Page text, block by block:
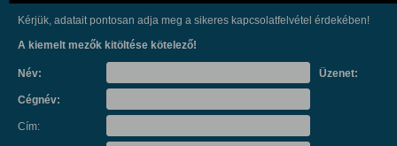
Kérjük, adatait pontosan adja meg a sikeres kapcsolatfelvétel érdekében!
A kiemelt mezők kitöltése kötelező!
Név:
Cégnév:
Cím:
Üzenet: